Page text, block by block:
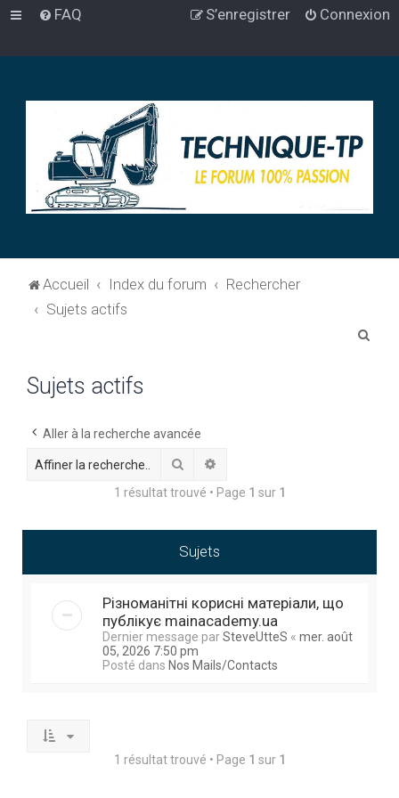
FAQ Connexion
S’enregistrer
Accueil Index du forum
Rechercher
Sujets actifs
e
Sujets actifs
Aller à la recherche avancée
Rechercher
1 résultat trouvé • Page 1 sur 1
Sujets
Різноманітні корисні матеріали, що
публікує mainacademy.ua
Dernier message parSteveUtteS « mer. août
05, 2026 7:50 pm
Posté dans Nos Mails/Contacts
1 résultat trouvé • Page 1 sur 1